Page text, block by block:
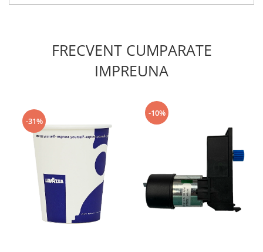
FRECVENT CUMPARATE
IMPREUNA
-31%
-10%